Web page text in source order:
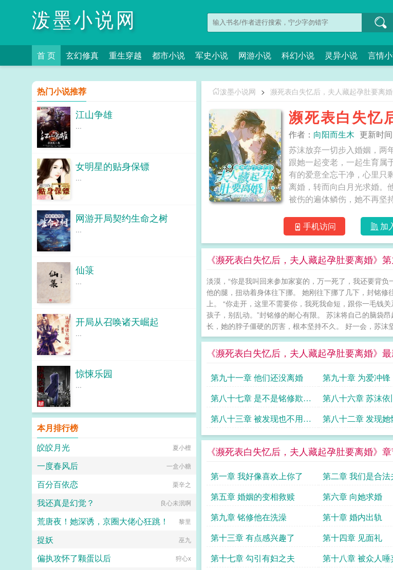
泼墨小说网
首 页 玄幻修真 重生穿越 都市小说 军史小说 网游小说 科幻小说 灵异小说 言情
泼墨小说网 > 濒死表白失忆后，夫人藏起孕肚要离婚
濒死表白失忆
作者： 向阳而生木 更新时
苏沫放弃一切步入婚姻，两
跟她一起变老，一起生育属
有的爱意全忘干净，心里只
离婚，转而向白月光求婚。
被伤的遍体鳞伤，她不再坚
一次？” 濒死表白失忆
手机访问 加
《濒死表白失忆后，夫人藏起孕肚要离婚》
淡漠，“你是我叫回来参加家宴的，万一死了，我还要背
他的腿，扭动着身体往下挪。 她刚往下挪了几下，封铭
上。 “你走开，这里不需要你，我死我命短，跟你一毛钱
孩子，别乱动。”封铭修的耐心有限。 苏沫将自己的脑袋
长，她的脖子僵硬的厉害，根本坚持不久。 好一会，苏沫
《濒死表白失忆后，夫人藏起孕肚要离婚》
第九十一章 他们还没离婚 第九十章 为爱冲锋
第八十七章 是不是铭修欺负
你了
第八十六章 苏沫依
人
第八十三章 被发现也不用紧
张
第八十二章 发现她
《濒死表白失忆后，夫人藏起孕肚要离婚》
第一章 我好像喜欢上你了 第二章 我们是合法
第五章 婚姻的变相救赎
第六章 向她求婚
第九章 铭修他在洗澡
第十章 婚内出轨
第十三章 有点感兴趣了
第十四章 见面礼
第十七章 勾引有妇之夫
第十八章 被众人唾
热门小说推荐
江山争雄
...
女明星的贴身保镖
...
网游开局契约生命之树
...
仙箓
...
开局从召唤诸天崛起
...
惊悚乐园
...
本月排行榜
皎皎月光
夏小檀
一度春风后 一盒小糖
百分百依恋 栗辛之
我还真是幻觉？ 良心未泯啊
荒唐夜！她深诱，京圈大佬心狂跳！ 黎里
捉妖 巫九
偏执攻怀了颗蛋以后 狩心x